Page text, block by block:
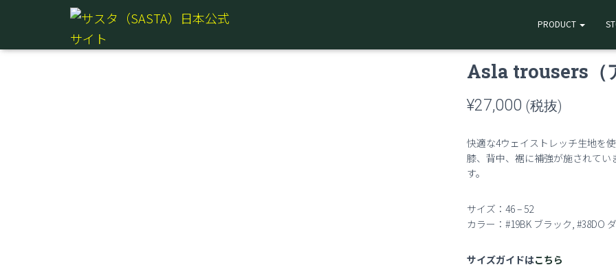
PRODUCT
Home
Asla trousers（
¥27,000 (税抜)
快適な4ウェイストレッチ生地を
膝、背中、裾に補強が施されて
す。
サイズ： 46 – 52
カラー：#19BK ブラック, #38DO
サイズガイドはこちら